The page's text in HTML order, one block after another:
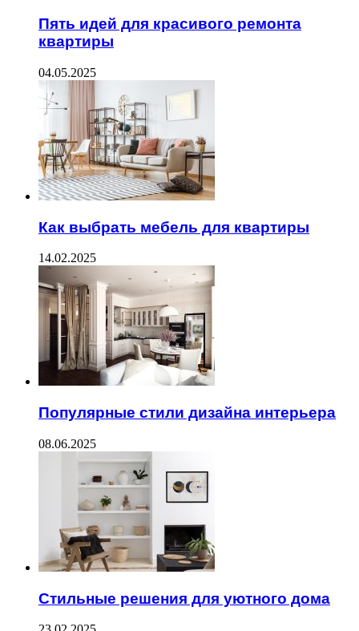
Пять идей для красивого ремонта
квартиры
04.05.2025
Как выбрать мебель для квартиры
14.02.2025
Популярные стили дизайна интерьера
08.06.2025
Стильные решения для уютного дома